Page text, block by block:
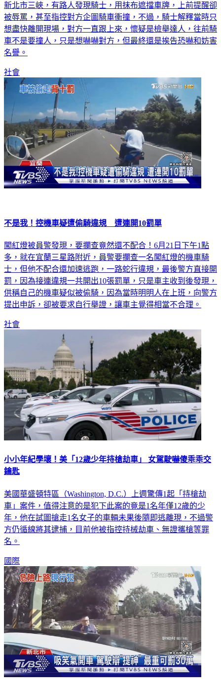
新北市三峽，有路人發現騎士，用抹布遮擋車牌，上前提醒卻
被辱罵，甚至指控對方企圖騎車衝撞，不過，騎士解釋當時只
想盡快離開現場，對方一直跟上來，懷疑是檢舉達人，往前騎
車不是要撞人，只是想嚇嚇對方，但最終還是挨告恐嚇和妨害
名譽。
社會
不是我！控機車疑遭偷騎違規 遭連開10罰單
闖紅燈被員警發現，要攔查竟然還不配合！6月21日下午1點
多，就在宜蘭三星路附近，員警要攔查一名闖紅燈的機車騎
士，但他不配合還加速逃跑，一路蛇行違規，最後警方直接開
罰，因為接連違規一共開出10張罰單，只是車主收到後發現，
供稱自己的機車疑似被偷騎，因為當時明明人在上班，向警方
提出申訴，卻被要求自行舉證，讓車主覺得相當不合理。
社會
小小年紀學壞！美「12歲少年持槍劫車」 女駕駛嚇傻乖乖交
鑰匙
美國華盛頓特區（Washington, D.C.）上週驚傳1起「持槍劫
車」案件，值得注意的是犯下此案的竟是1名年僅12歲的少
年，他在試圖搶走1名女子的車輛未果後隨即逃離現，不過警
方仍循線將其逮捕，目前他被指控持械劫車、無證攜槍等罪
名。
國際